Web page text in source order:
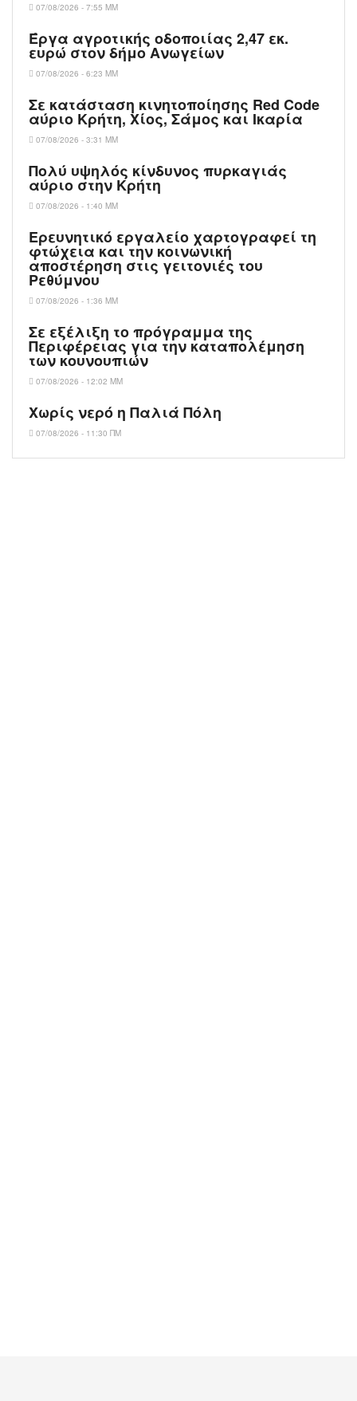
07/08/2026 - 7:55 ΜΜ
Έργα αγροτικής οδοποιίας 2,47 εκ.
ευρώ στον δήμο Ανωγείων
07/08/2026 - 6:23 ΜΜ
Σε κατάσταση κινητοποίησης Red Code
αύριο Κρήτη, Χίος, Σάμος και Ικαρία
07/08/2026 - 3:31 ΜΜ
Πολύ υψηλός κίνδυνος πυρκαγιάς
αύριο στην Κρήτη
07/08/2026 - 1:40 ΜΜ
Ερευνητικό εργαλείο χαρτογραφεί τη
φτώχεια και την κοινωνική
αποστέρηση στις γειτονιές του
Ρεθύμνου
07/08/2026 - 1:36 ΜΜ
Σε εξέλιξη το πρόγραμμα της
Περιφέρειας για την καταπολέμηση
των κουνουπιών
07/08/2026 - 12:02 ΜΜ
Χωρίς νερό η Παλιά Πόλη
07/08/2026 - 11:30 ΠΜ